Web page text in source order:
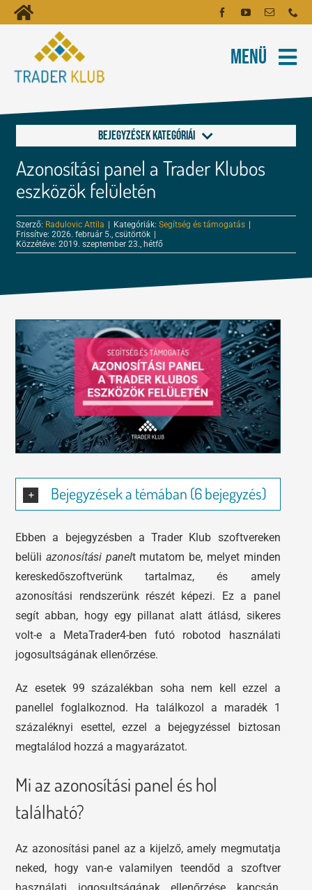
Kihagyás
Toggle
Navigation
Kezdőoldal
Fiókom
Menü
Oktatóanyagok
Tartalmak
Képzés
Tőzsdeklub
Adósegéd
Bejegyzések kategóriái
Alapok a kereskedéshez
FOREX és tőzsde leckék
Előadások
Képzések
Robotok
Azonosítási panel a Trader Klubos
eszközök felületén
Szerző: Radulovic Attila Kategóriák:Segítség és támogatás
Frissítve: 2026. február 5., csütörtök
Közzétéve: 2019. szeptember 23., hétfő
Bejegyzések a témában (6 bejegyzés)
Ebben a bejegyzésben a Trader Klub szoftvereken
belüli azonosítási panelt mutatom be, melyet minden
kereskedőszoftverünk tartalmaz, és amely
azonosítási rendszerünk részét képezi. Ez a panel
segít abban, hogy egy pillanat alatt átlásd, sikeres
volt-e a MetaTrader4-ben futó robotod használati
jogosultságának ellenőrzése.
Az esetek 99 százalékban soha nem kell ezzel a
panellel foglalkoznod. Ha találkozol a maradék 1
százaléknyi esettel, ezzel a bejegyzéssel biztosan
megtalálod hozzá a magyarázatot.
Mi az azonosítási panel és hol
található?
Az azonosítási panel az a kijelző, amely megmutatja
neked, hogy van-e valamilyen teendőd a szoftver